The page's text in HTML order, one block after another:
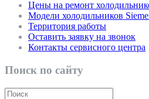
Цены на ремонт
Модели холодильников
Территория работы
Оставить заявку на звонок
Контакты сервисного центра
Поиск по сайту